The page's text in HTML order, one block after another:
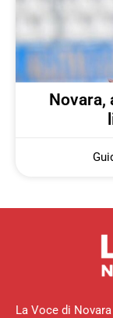
Novara,
La Voce di